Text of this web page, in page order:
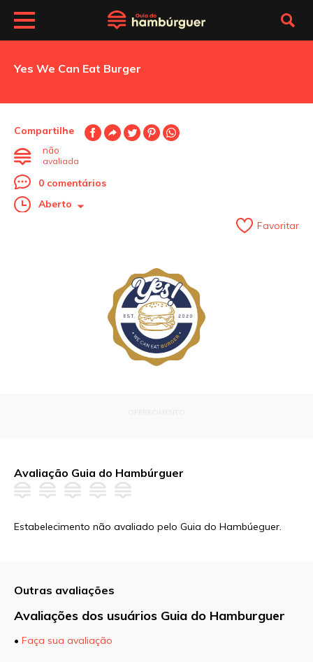
Yes We Can Eat Burger
Compartilhe
não
avaliada
0 comentários
Aberto
Favoritar
Avaliação Guia do Hambúrguer
Estabelecimento não avaliado pelo Guia do Hambúeguer.
Outras avaliações
Avaliações dos usuários Guia do Hamburguer
• Faça sua avaliação